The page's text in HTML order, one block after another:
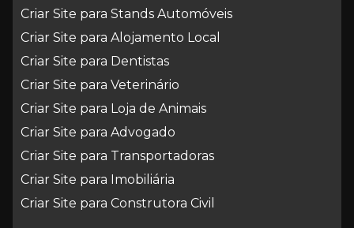
Criar Site para Stands Automóveis
Criar Site para Alojamento Local
Criar Site para Dentistas
Criar Site para Veterinário
Criar Site para Loja de Animais
Criar Site para Advogado
Criar Site para Transportadoras
Criar Site para Imobiliária
Criar Site para Construtora Civil